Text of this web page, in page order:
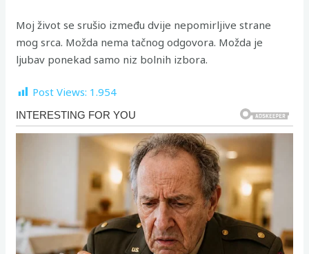
Moj život se srušio između dvije nepomirljive strane
mog srca. Možda nema tačnog odgovora. Možda je
ljubav ponekad samo niz bolnih izbora.
Post Views: 1.954